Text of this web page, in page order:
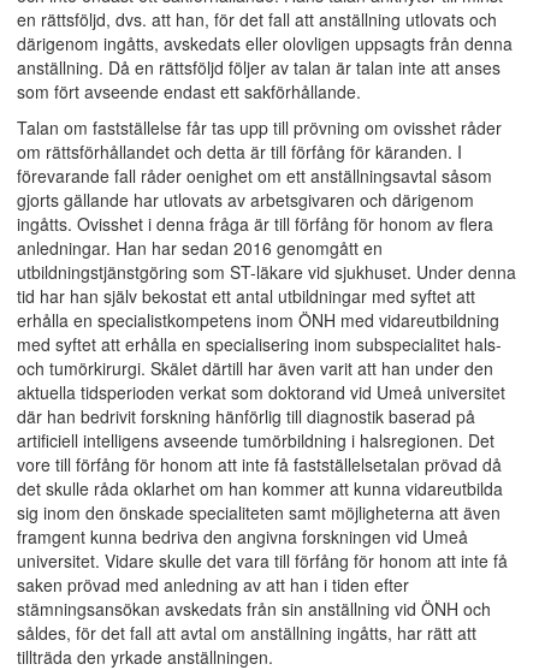
en rättsföljd, dvs. att han, för det fall att anställning utlovats och
därigenom ingåtts, avskedats eller olovligen uppsagts från denna
anställning. Då en rättsföljd följer av talan är talan inte att anses
som fört avseende endast ett sakförhållande.
Talan om fastställelse får tas upp till prövning om ovisshet råder
om rättsförhållandet och detta är till förfång för käranden. I
förevarande fall råder oenighet om ett anställningsavtal såsom
gjorts gällande har utlovats av arbetsgivaren och därigenom
ingåtts. Ovisshet i denna fråga är till förfång för honom av flera
anledningar. Han har sedan 2016 genomgått en
utbildningstjänstgöring som ST-läkare vid sjukhuset. Under denna
tid har han själv bekostat ett antal utbildningar med syftet att
erhålla en specialistkompetens inom ÖNH med vidareutbildning
med syftet att erhålla en specialisering inom subspecialitet hals-
och tumörkirurgi. Skälet därtill har även varit att han under den
aktuella tidsperioden verkat som doktorand vid Umeå universitet
där han bedrivit forskning hänförlig till diagnostik baserad på
artificiell intelligens avseende tumörbildning i halsregionen. Det
vore till förfång för honom att inte få fastställelsetalan prövad då
det skulle råda oklarhet om han kommer att kunna vidareutbilda
sig inom den önskade specialiteten samt möjligheterna att även
framgent kunna bedriva den angivna forskningen vid Umeå
universitet. Vidare skulle det vara till förfång för honom att inte få
saken prövad med anledning av att han i tiden efter
stämningsansökan avskedats från sin anställning vid ÖNH och
såldes, för det fall att avtal om anställning ingåtts, har rätt att
tillträda den yrkade anställningen.